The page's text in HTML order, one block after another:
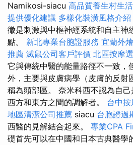
Namikosi-siacu 高品質養生村生
提供優化建議 多樣化裝潢風格介紹
徵是刺激與中樞神經系統和自主神
點。 新北專業台胞證服務 宜蘭外
推薦 滅鼠公司客戶評價 北區按摩
它與傳統中醫的能量路徑不一致，
外，主要與皮膚病學（皮膚的反射
稱為頭部區。 奈米科西不認為自
西方和東方之間的調解者。 台中
地區清潔公司推薦 siacu 台胞證過
西醫的見解結合起來。 專業CPA
礎首先可以在中國和日本古典醫學